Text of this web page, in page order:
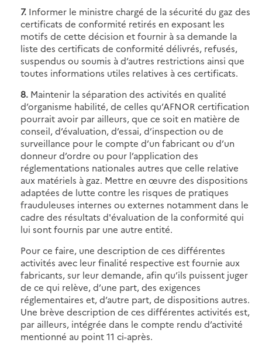
7. Informer le ministre chargé de la sécurité du gaz des
certificats de conformité retirés en exposant les
motifs de cette décision et fournir à sa demande la
liste des certificats de conformité délivrés, refusés,
suspendus ou soumis à d’autres restrictions ainsi que
toutes informations utiles relatives à ces certificats.
8. Maintenir la séparation des activités en qualité
d’organisme habilité, de celles qu’AFNOR certification
pourrait avoir par ailleurs, que ce soit en matière de
conseil, d’évaluation, d’essai, d’inspection ou de
surveillance pour le compte d’un fabricant ou d’un
donneur d’ordre ou pour l’application des
réglementations nationales autres que celle relative
aux matériels à gaz. Mettre en œuvre des dispositions
adaptées de lutte contre les risques de pratiques
frauduleuses internes ou externes notamment dans le
cadre des résultats d'évaluation de la conformité qui
lui sont fournis par une autre entité.
Pour ce faire, une description de ces différentes
activités avec leur finalité respective est fournie aux
fabricants, sur leur demande, afin qu’ils puissent juger
de ce qui relève, d’une part, des exigences
réglementaires et, d’autre part, de dispositions autres.
Une brève description de ces différentes activités est,
par ailleurs, intégrée dans le compte rendu d’activité
mentionné au point 11 ci-après.